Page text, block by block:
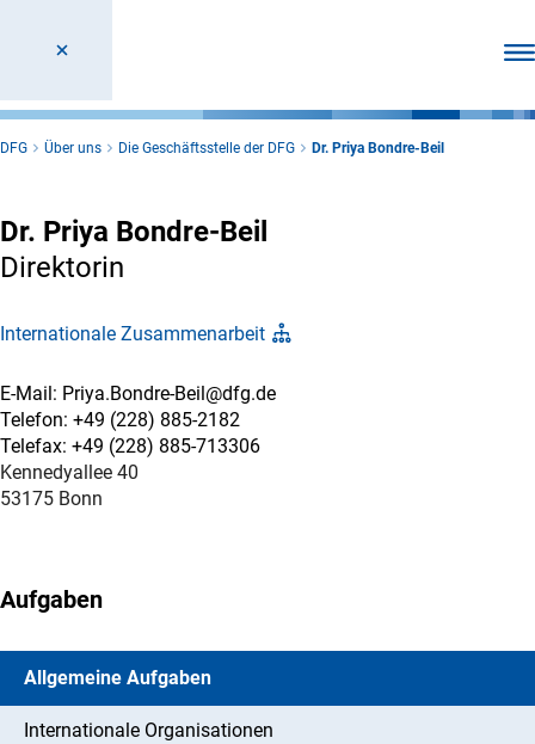
DFG Über uns Die Geschäftsstelle der DFG Dr. Priya Bondre-Beil
Dr. Priya Bondre-Beil
Direktorin
Internationale Zusammenarbeit
E-Mail: Priya.Bondre-Beil@dfg.de
Telefon: +49 (228) 885-2182
Telefax: +49 (228) 885-713306
Kennedyallee 40
53175 Bonn
Aufgaben
Allgemeine Aufgaben
Internationale Organisationen